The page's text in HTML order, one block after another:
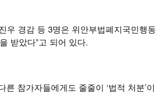
우 경감 등 3명은 위안부법폐지국민행
받았다”고 되어 있다.
참가자들에게도 줄줄이 ‘법적 처분’